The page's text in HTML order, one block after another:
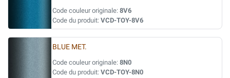
Code couleur originale: 8V6
Code du produit: VCD-TOY-8V6
BLUE MET.
Code couleur originale: 8N0
Code du produit: VCD-TOY-8N0